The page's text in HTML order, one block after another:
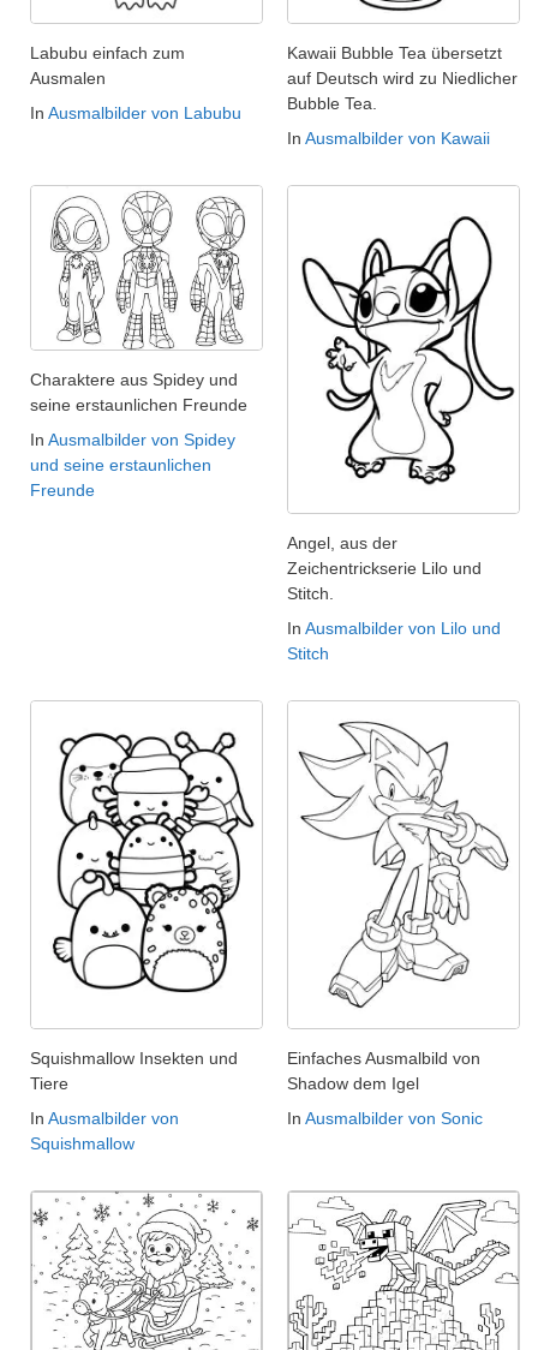
Labubu einfach zum
Ausmalen
In Ausmalbilder von Labubu
Kawaii Bubble Tea übersetzt
auf Deutsch wird zu Niedlicher
Bubble Tea.
In Ausmalbilder von Kawaii
Charaktere aus Spidey und
seine erstaunlichen Freunde
In Ausmalbilder von Spidey
und seine erstaunlichen
Freunde
Angel, aus der
Zeichentrickserie Lilo und
Stitch.
In Ausmalbilder von Lilo und
Stitch
Squishmallow Insekten und
Tiere
In Ausmalbilder von
Squishmallow
Einfaches Ausmalbild von
Shadow dem Igel
In Ausmalbilder von Sonic